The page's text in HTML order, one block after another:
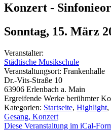
Konzert -
Sonntag, 15. März
Veranstalter:
Städtische Musikschule
Veranstaltungsort: Frankenhalle
Dr.-Vits-Straße 10
63906 Erlenbach a. Main
Ergreifende Werke berühmter
Kategorien: Startseite, Highlight,
Gesang, Konzert
Diese Veranstaltung im iCal-